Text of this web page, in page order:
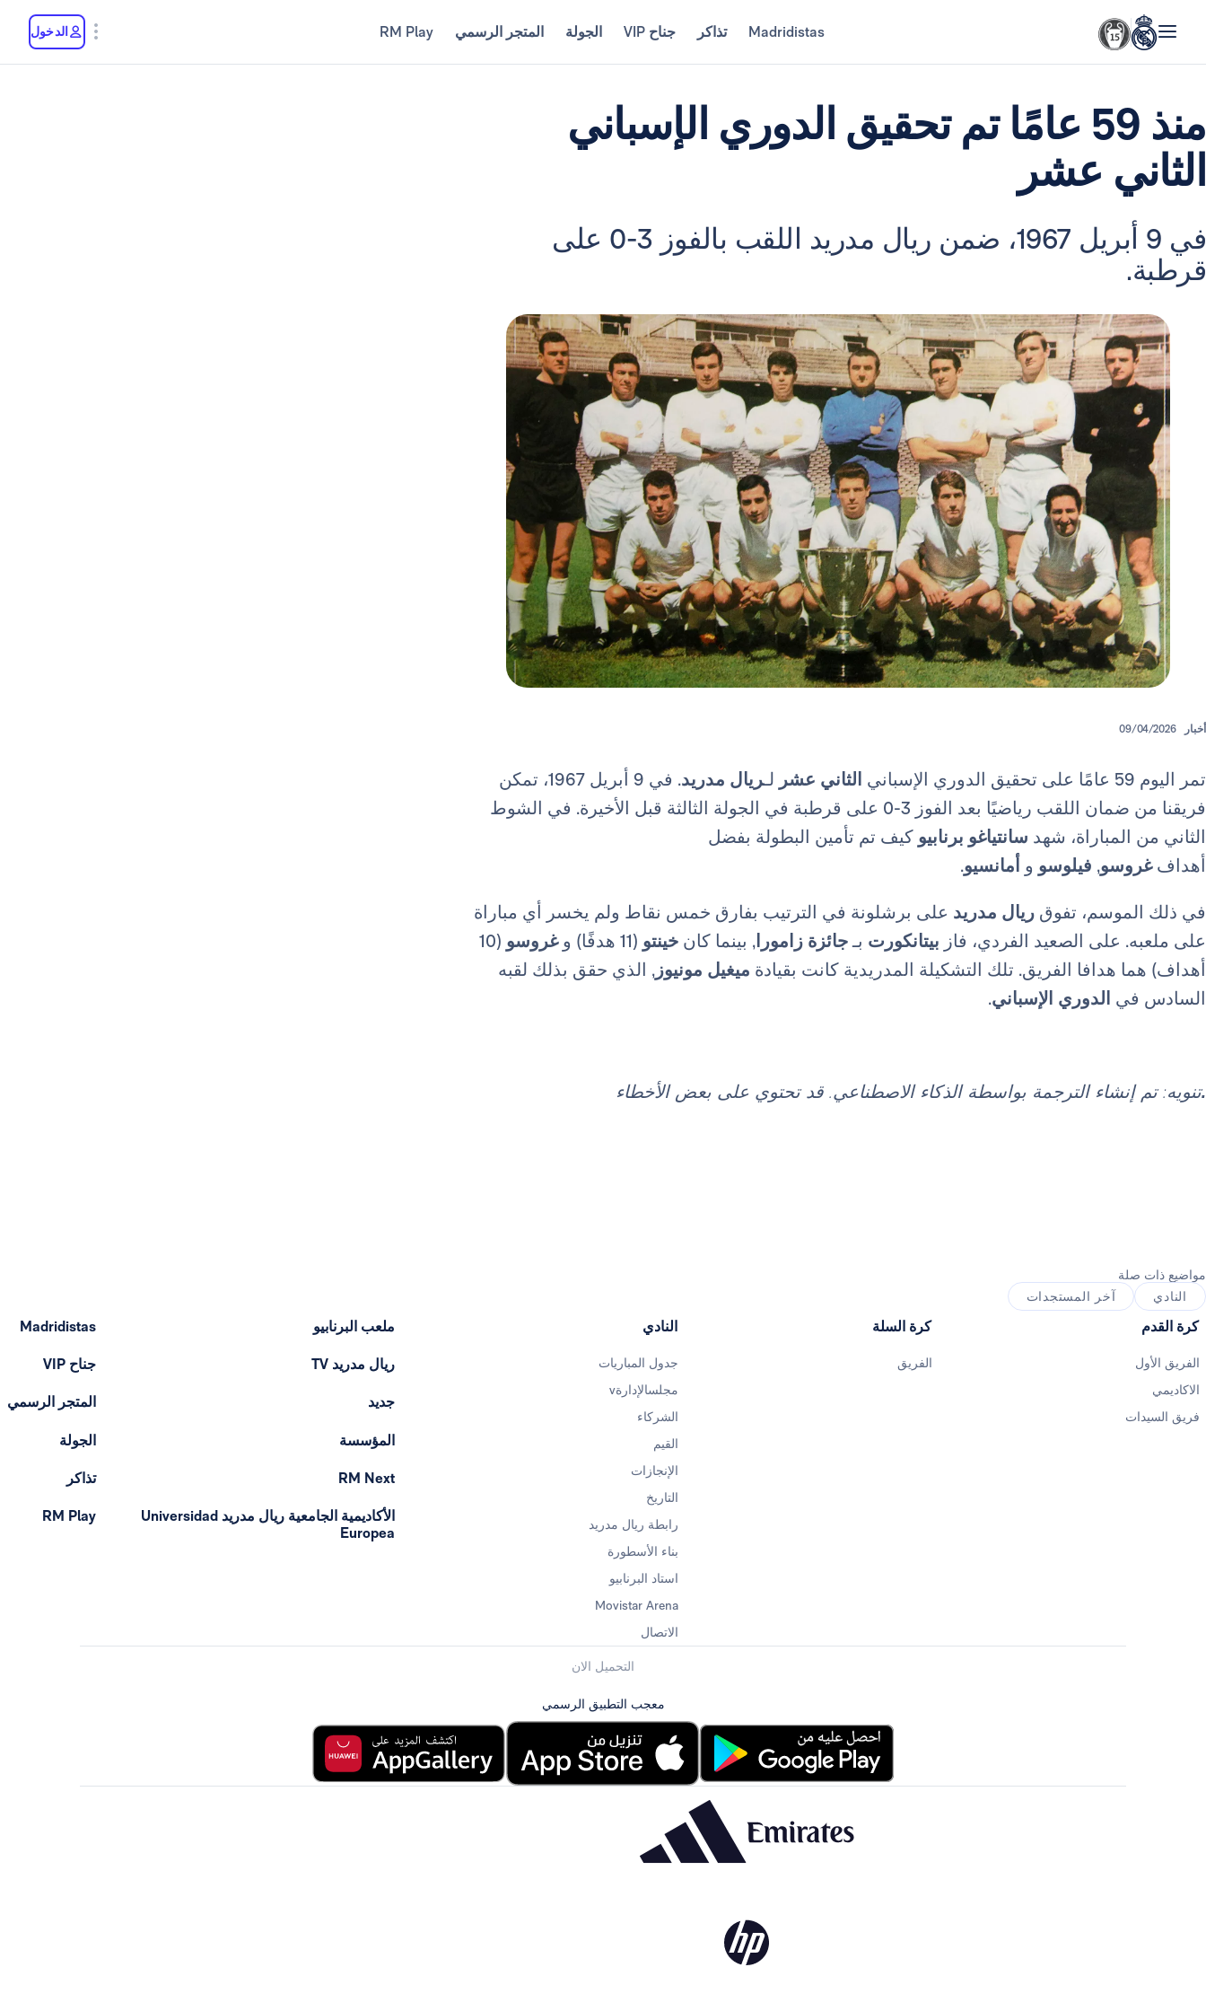
Madridistas تذاكر جناح VIP الجولة المتجر الرسمي RM Play الدخول
منذ 59 عامًا تم تحقيق الدوري الإسباني
الثاني عشر
في 9 أبريل 1967، ضمن ريال مدريد اللقب بالفوز 3-0 على
قرطبة.
أخبار 09/04/2026
تمر اليوم 59 عامًا على تحقيق الدوري الإسباني الثاني عشر لـريال مدريد
. في 9 أبريل 1967، تمكن
فريقنا من ضمان اللقب رياضيًا بعد الفوز 3-0 على قرطبة في الجولة الثالثة قبل الأخيرة. في الشوط
الثاني من المباراة، شهد سانتياغو برنابيو كيف تم تأمين البطولة بفضل
أهدافغروسو, فيلوسو و أمانسيو.
في ذلك الموسم، تفوق ريال مدريد على برشلونة في الترتيب بفارق خمس نقاط ولم يخسر أي مباراة
على ملعبه. على الصعيد الفردي، فاز بيتانكورت بـجائزة زامورا , بينما كان خينتو (11 هدفًا) و غروسو (10
أهداف) هما هدافا الفريق. تلك التشكيلة المدريدية كانت بقيادة ميغيل مونيوز , الذي حقق بذلك لقبه
السادس في الدوري الإسباني.
.تنويه: تم إنشاء الترجمة بواسطة الذكاء الاصطناعي. قد تحتوي على بعض الأخطاء
مواضيع ذات صلة
النادي
آخر المستجدات
كرة القدم
الفريق الأول
الاكاديمي
فريق السيدات
كرة السلة
الفريق
النادي
جدول المباريات
مجلسالإدارةv
الشركاء
القيم
الإنجازات
التاريخ
رابطة ريال مدريد
بناء الأسطورة
استاد البرنابيو
Movistar Arena
الاتصال
ملعب البرنابيو
ريال مدريد TV
جديد
المؤسسة
RM Next
الأكاديمية الجامعية ريال مدريد Universidad
Europea
Madridistas
جناح VIP
المتجر الرسمي
الجولة
تذاكر
RM Play
التحميل الان
معجب التطبيق الرسمي